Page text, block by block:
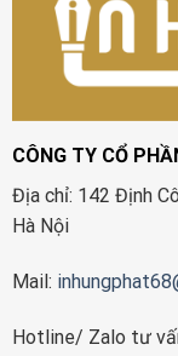
CÔNG TY CỔ
Địa chỉ: 142 Định
Hà Nội
Mail:
Hotline/ Zalo tư